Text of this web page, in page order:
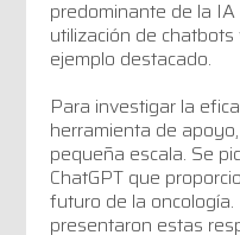
predominante de la
utilización de
ejemplo destacado.
Para investigar la
herramienta de
pequeña escala. Se
ChatGPT que
futuro de la
presentaron estas